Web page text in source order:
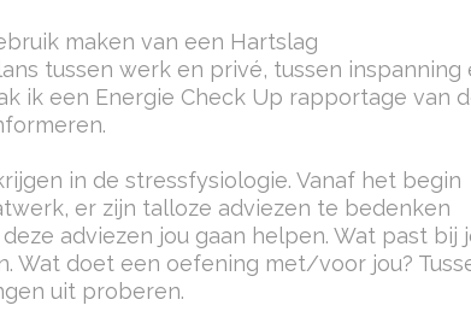
maken van een Hartslag
tussen werk en privé, tussen inspanning
ik een Energie Check Up rapportage van
in de stressfysiologie. Vanaf het begin
er zijn talloze adviezen te bedenken
adviezen jou gaan helpen. Wat past bij
Wat doet een oefening met/voor jou?
uit proberen.